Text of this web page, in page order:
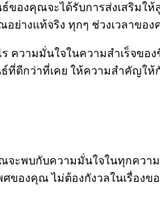
องคุณจะได้รับการส่งเสริมให้
างแท้จริง ทุกๆ ช่วงเวลาของ
ความมั่นใจในความสำเร็จขอ
ที่ดีกว่าที่เคย ให้ความสำคัญใ
จะพบกับความมั่นใจในทุกคว
ของคุณ ไม่ต้องกังวลในเรื่อง